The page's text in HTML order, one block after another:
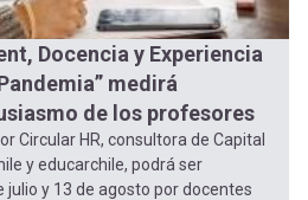
Docencia y Experiencia
medirá
de los profesores
Circular HR, consultora de Capital
y educarchile, podrá ser
julio y 13 de agosto por docentes